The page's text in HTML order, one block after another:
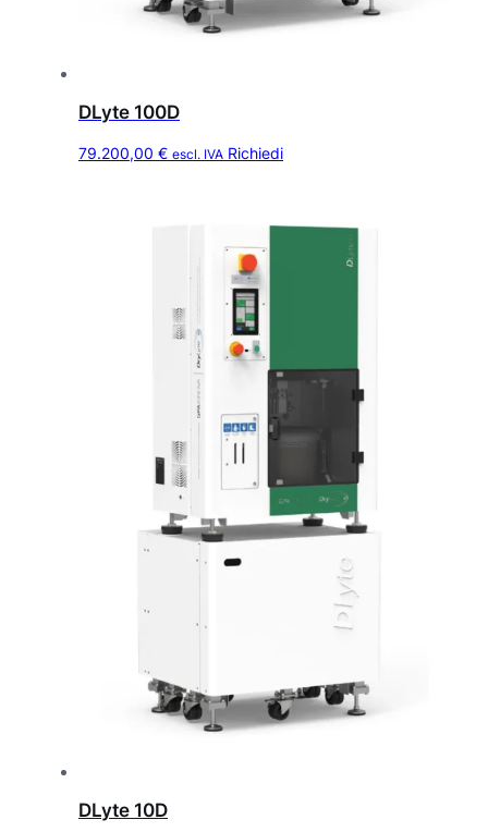
DLyte 100D
79.200,00 € escl. IVA Richiedi
DLyte 10D